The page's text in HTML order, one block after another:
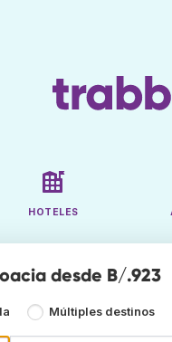
HOTELES
desde B/.923
Múltiples destinos